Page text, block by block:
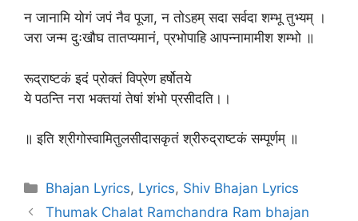
न जानामि योगं जपं नैव पूजा, न तोऽहम्‌ सदा सर्वदा शम्भू तुभ्यम्‌ ।
जरा जन्म दुःखौघ तातप्यमानं, प्रभोपाहि आपन्नामामीश शम्भो ॥
रूद्राष्टकं इदं प्रोक्तं विप्रेण हर्षोतये
ये पठन्ति नरा भक्तयां तेषां शंभो प्रसीदति।।
॥ इति श्रीगोस्वामितुलसीदासकृतं श्रीरुद्राष्टकं सम्पूर्णम् ॥
Categories
Bhajan Lyrics, Lyrics, Shiv Bhajan Lyrics
Thumak Chalat Ramchandra Ram bhajan